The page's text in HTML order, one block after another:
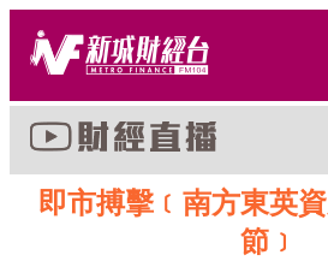
即市搏擊﹝南方東英
節﹞